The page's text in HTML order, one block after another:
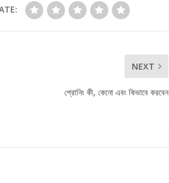
NEXT
প্রোনিং কী, কেনো এবং কিভাবে করবেন